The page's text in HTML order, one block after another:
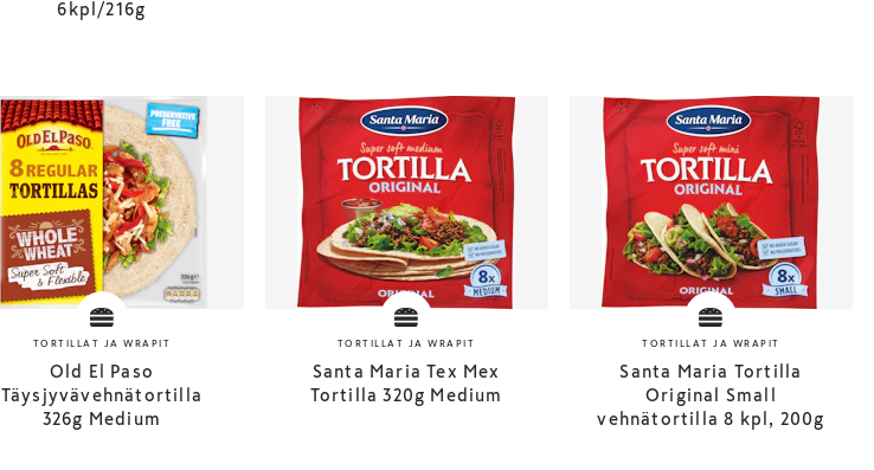
6kpl/216g
TORTILLAT JA WRAPIT
Old El Paso
Täysjyvävehnätortilla
326g Medium
TORTILLAT JA WRAPIT
Santa Maria Tex Mex
Tortilla 320g Medium
TORTILLAT JA WRAPIT
Santa Maria Tortilla
Original Small
vehnätortilla 8 kpl, 200g